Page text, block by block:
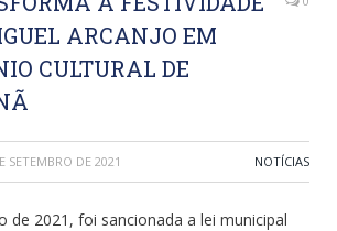
ARCANJO EM
CULTURAL DE
SETEMBRO DE 2021 NOTÍCIAS
de 2021, foi sancionada a lei municipal